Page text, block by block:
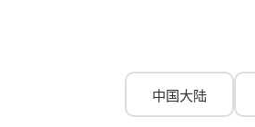
中国大陆